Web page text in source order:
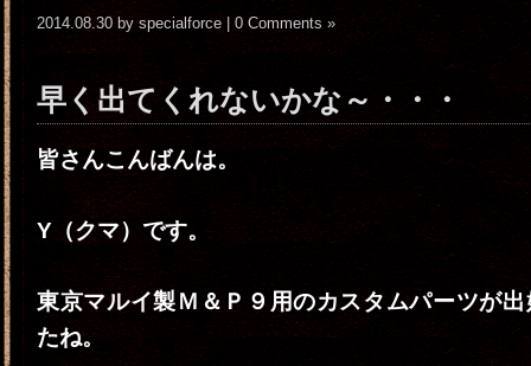
2014.08.30 by specialforce | 0 Comments »
早く出てくれないかな～・・・
皆さんこんばんは。
Y（クマ）です。
東京マルイ製Ｍ＆Ｐ９用のカスタムパーツが
たね。